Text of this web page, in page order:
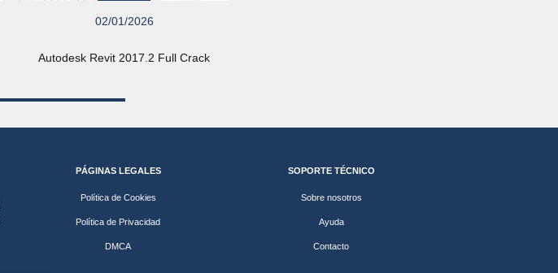
02/01/2026
Autodesk Revit 2017.2 Full Crack
PÁGINAS LEGALES
Política de Cookies
Política de Privacidad
DMCA
SOPORTE TÉCNICO
Sobre nosotros
Ayuda
Contacto